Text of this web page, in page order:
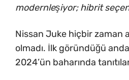
modernleşiyor; hibrit
Nissan Juke hiçbir zaman
olmadı. İlk göründüğü
2024’ün baharında